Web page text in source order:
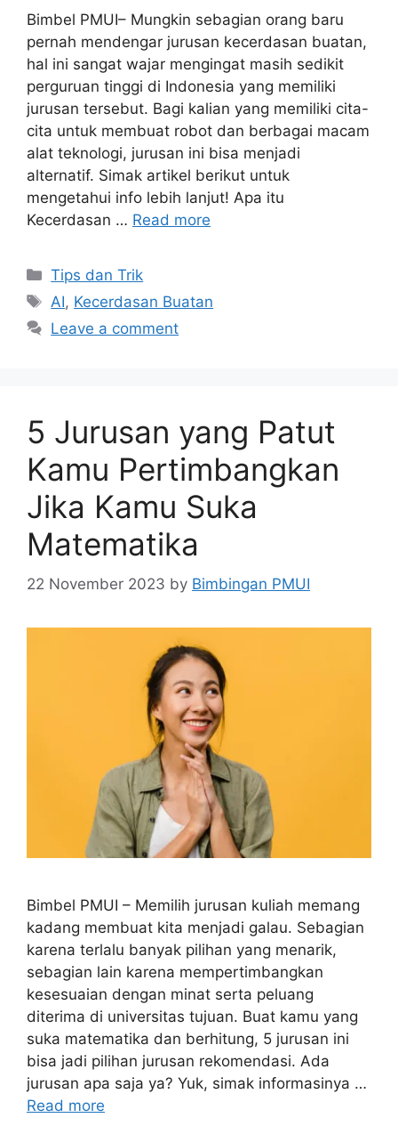
Bimbel PMUI– Mungkin sebagian orang baru
pernah mendengar jurusan kecerdasan buatan,
hal ini sangat wajar mengingat masih sedikit
perguruan tinggi di Indonesia yang memiliki
jurusan tersebut. Bagi kalian yang memiliki cita-
cita untuk membuat robot dan berbagai macam
alat teknologi, jurusan ini bisa menjadi
alternatif. Simak artikel berikut untuk
mengetahui info lebih lanjut! Apa itu
Kecerdasan … Read more
Tips dan Trik
AI, Kecerdasan Buatan
Leave a comment
5 Jurusan yang Patut
Kamu Pertimbangkan
Jika Kamu Suka
Matematika
22 November 2023 by Bimbingan PMUI
Bimbel PMUI – Memilih jurusan kuliah memang
kadang membuat kita menjadi galau. Sebagian
karena terlalu banyak pilihan yang menarik,
sebagian lain karena mempertimbangkan
kesesuaian dengan minat serta peluang
diterima di universitas tujuan. Buat kamu yang
suka matematika dan berhitung, 5 jurusan ini
bisa jadi pilihan jurusan rekomendasi. Ada
jurusan apa saja ya? Yuk, simak informasinya …
Read more